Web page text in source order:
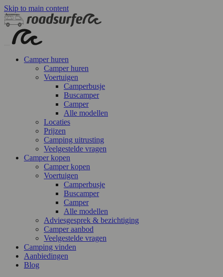
Skip to main content
Camper huren
Camper huren
Voertuigen
Camperbusje
Buscamper
Camper
Alle modellen
Locaties
Prijzen
Camping uitrusting
Veelgestelde vragen
Camper kopen
Camper kopen
Voertuigen
Camperbusje
Buscamper
Camper
Alle modellen
Adviesgesprek & bezichtiging
Camper aanbod
Veelgestelde vragen
Camping vinden
Aanbiedingen
Blog